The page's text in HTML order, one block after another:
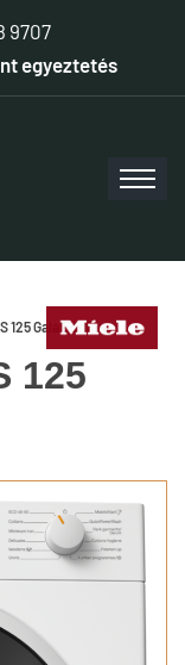
9707
egyeztetés
125 Gala Edition
125